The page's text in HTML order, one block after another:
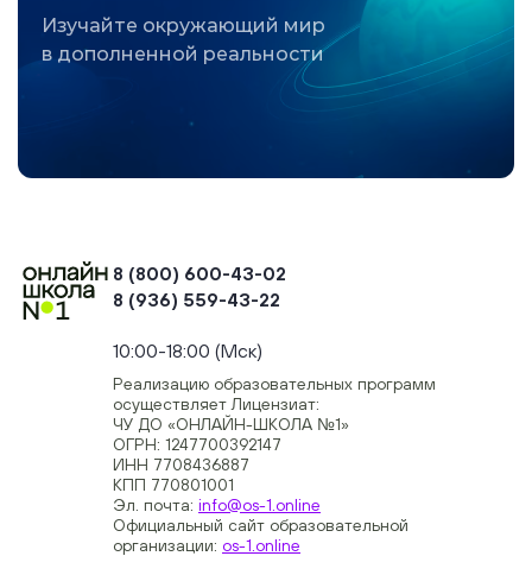
Изучайте окружающий мир
в дополненной реальности
8 (800) 600-43-02
8 (936) 559-43-22
10:00-18:00 (Мск)
Реализацию образовательных программ
осуществляет Лицензиат:
ЧУ ДО «ОНЛАЙН-ШКОЛА №1»
ОГРН: 1247700392147
ИНН 7708436887
КПП 770801001
Эл. почта: info@os-1.online
Официальный сайт образовательной
организации: os-1.online